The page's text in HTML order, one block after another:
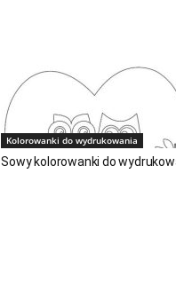
Kolorowanki do wydrukowania
Sowy kolorowanki do